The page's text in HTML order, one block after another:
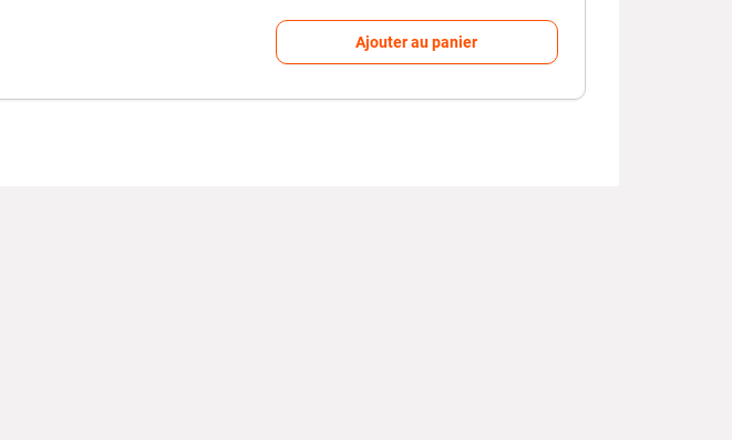
Ajouter au panier